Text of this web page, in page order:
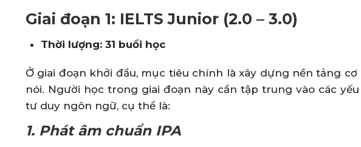
Giai đoạn 1: IELTS Junior (2.0 – 3.0)
Thời lượng: 31 buổi học
Ở giai đoạn khởi đầu, mục tiêu chính là xây dựng nền tảng
nói. Người học trong giai đoạn này cần tập trung vào các
tư duy ngôn ngữ, cụ thể là:
1. Phát âm chuẩn IPA